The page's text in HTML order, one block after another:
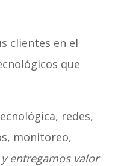
clientes en el
que
redes,
monitoreo,
entregamos valor